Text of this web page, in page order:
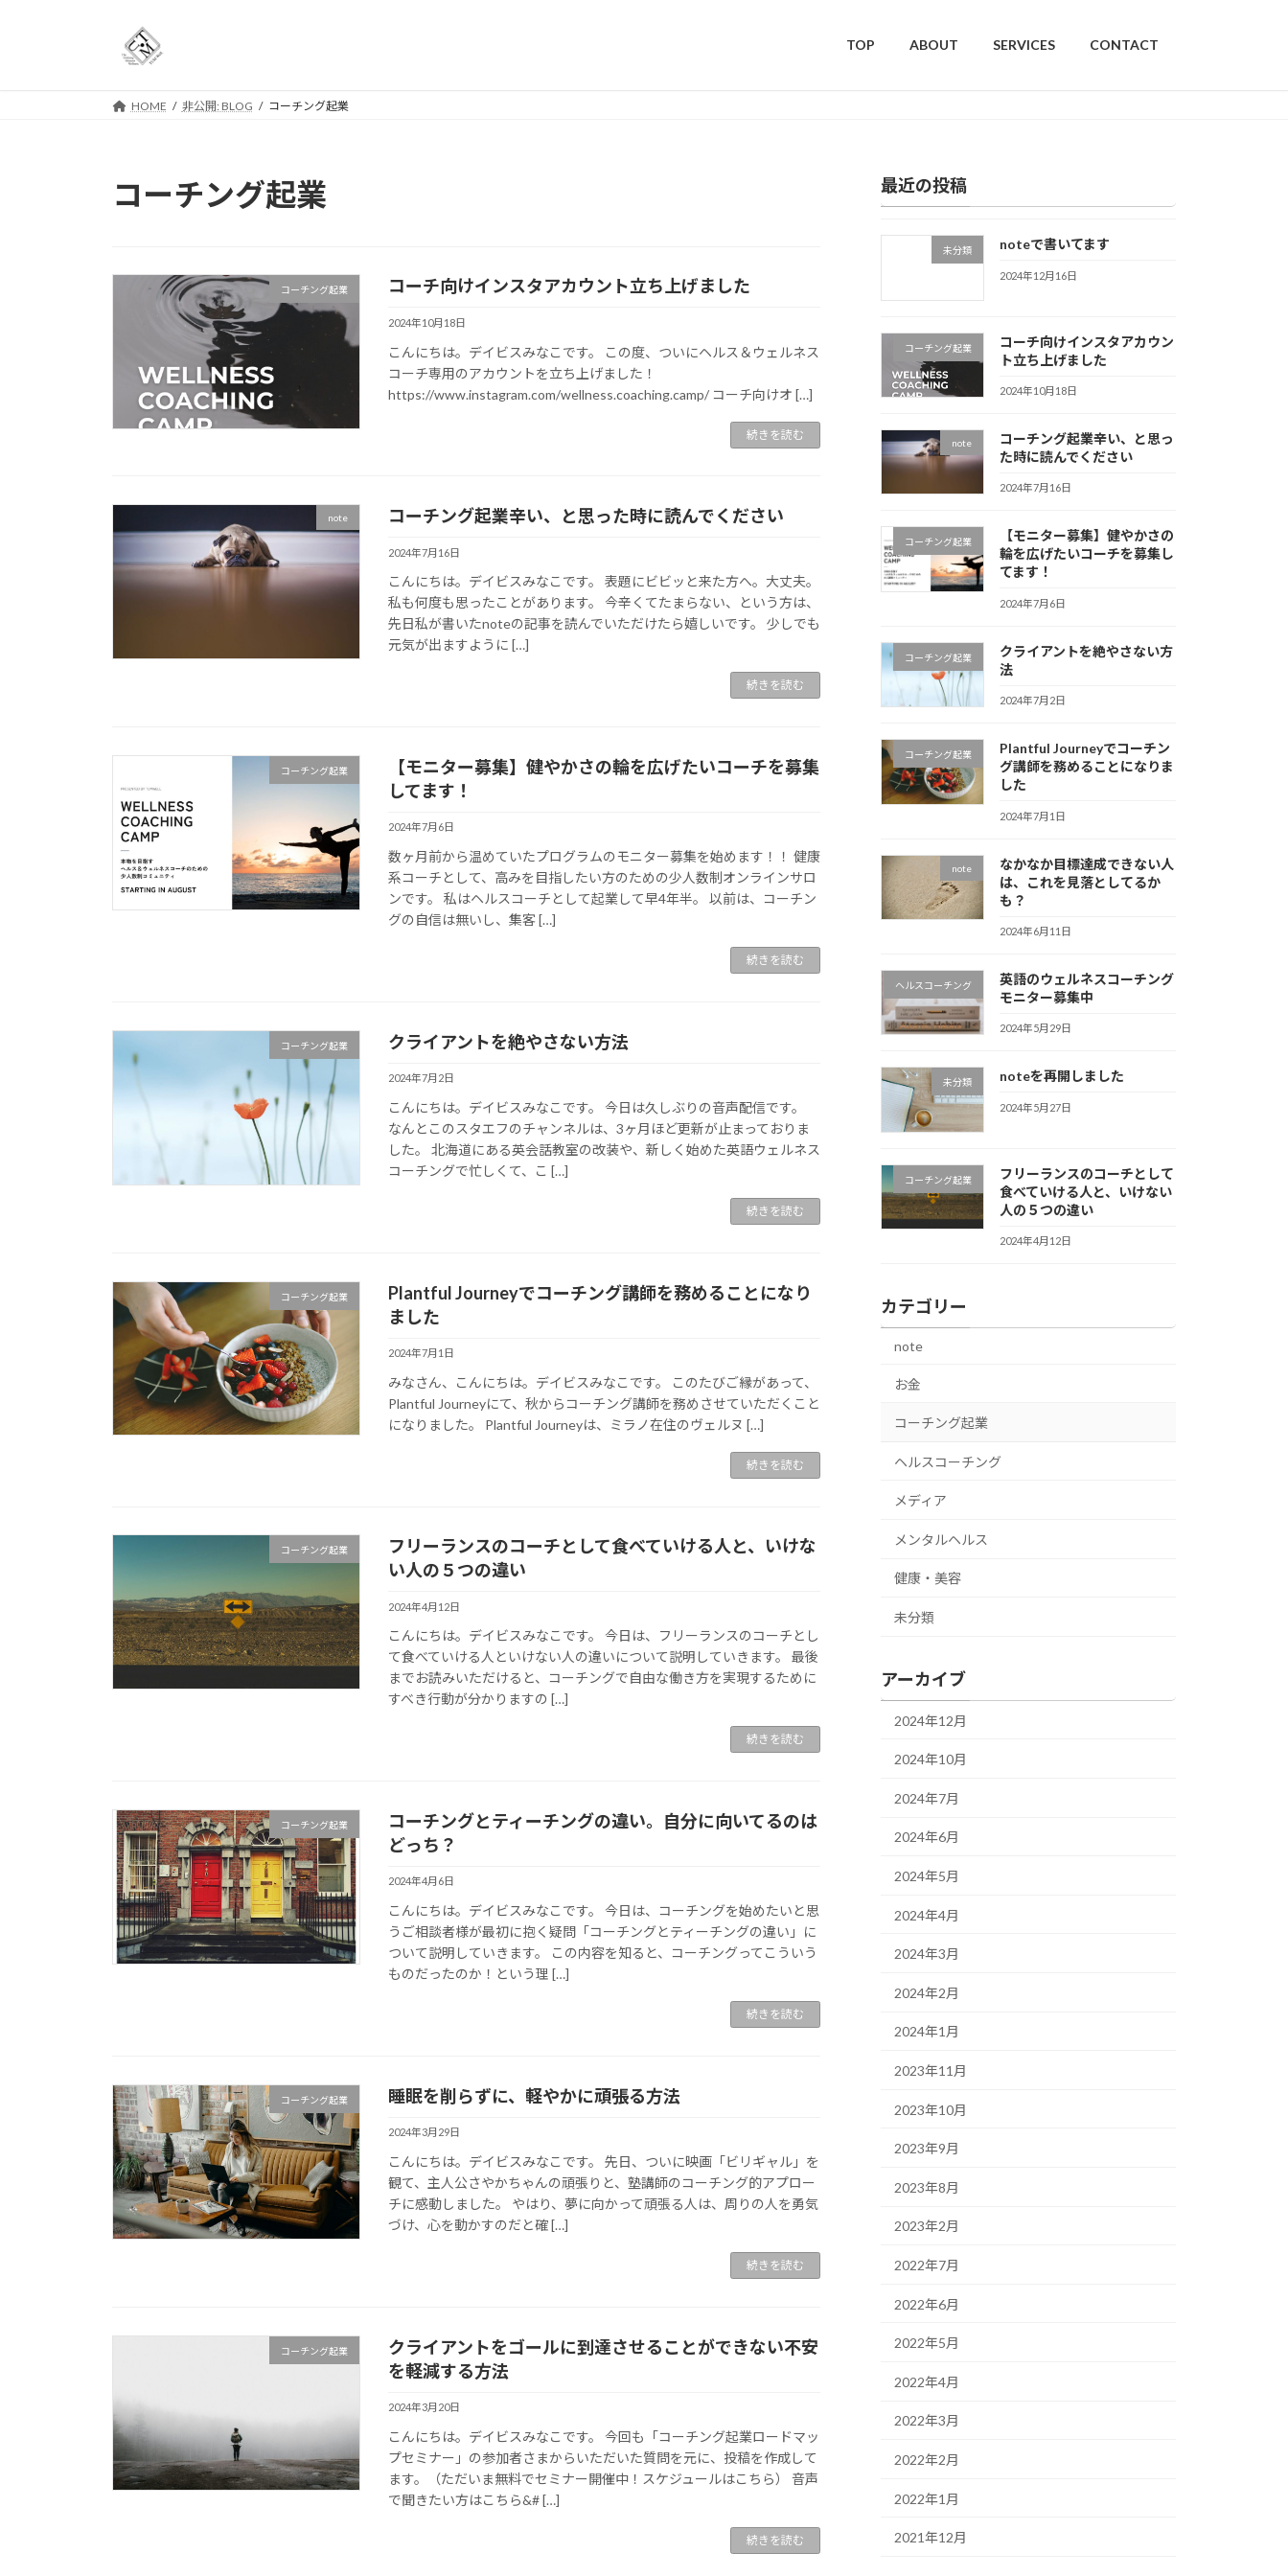
TOP ABOUT SERVICES CONTACT
HOME 非公開: BLOG コーチング起業
コーチング起業
コーチング起業 コーチ向けインスタアカウント立ち上げました
2024年10月18日
こんにちは。デイビスみなこです。 この度、ついにヘルス＆ウェルネス
コーチ専用のアカウントを立ち上げました！
https://www.instagram.com/wellness.coaching.camp/ コーチ向けオ […]
続きを読む
note コーチング起業辛い、と思った時に読んでください
2024年7月16日
こんにちは。デイビスみなこです。 表題にビビッと来た方へ。大丈夫。
私も何度も思ったことがあります。 今辛くてたまらない、という方は、
先日私が書いたnoteの記事を読んでいただけたら嬉しいです。 少しでも
元気が出ますように […]
続きを読む
コーチング起業
【モニター募集】健やかさの輪を広げたいコーチを募集
してます！
2024年7月6日
数ヶ月前から温めていたプログラムのモニター募集を始めます！！ 健康
系コーチとして、高みを目指したい方のための少人数制オンラインサロ
ンです。 私はヘルスコーチとして起業して早4年半。 以前は、コーチン
グの自信は無いし、集客 […]
続きを読む
コーチング起業 クライアントを絶やさない方法
2024年7月2日
こんにちは。デイビスみなこです。 今日は久しぶりの音声配信です。
なんとこのスタエフのチャンネルは、3ヶ月ほど更新が止まっておりま
した。 北海道にある英会話教室の改装や、新しく始めた英語ウェルネス
コーチングで忙しくて、こ […]
続きを読む
コーチング起業
Plantful Journeyでコーチング講師を務めることになり
ました
2024年7月1日
みなさん、こんにちは。デイビスみなこです。 このたびご縁があって、
Plantful Journeyにて、秋からコーチング講師を務めさせていただくこと
になりました。 Plantful Journeyは、ミラノ在住のヴェルヌ […]
続きを読む
コーチング起業
フリーランスのコーチとして食べていける人と、いけな
い人の５つの違い
2024年4月12日
こんにちは。デイビスみなこです。 今日は、フリーランスのコーチとし
て食べていける人といけない人の違いについて説明していきます。 最後
までお読みいただけると、コーチングで自由な働き方を実現するために
すべき行動が分かりますの […]
続きを読む
コーチング起業
コーチングとティーチングの違い。自分に向いてるのは
どっち？
2024年4月6日
こんにちは。デイビスみなこです。 今日は、コーチングを始めたいと思
うご相談者様が最初に抱く疑問「コーチングとティーチングの違い」に
ついて説明していきます。 この内容を知ると、コーチングってこういう
ものだったのか！という理 […]
続きを読む
コーチング起業 睡眠を削らずに、軽やかに頑張る方法
2024年3月29日
こんにちは。デイビスみなこです。 先日、ついに映画「ビリギャル」を
観て、主人公さやかちゃんの頑張りと、塾講師のコーチング的アプロー
チに感動しました。 やはり、夢に向かって頑張る人は、周りの人を勇気
づけ、心を動かすのだと確 […]
続きを読む
コーチング起業
クライアントをゴールに到達させることができない不安
を軽減する方法
2024年3月20日
こんにちは。デイビスみなこです。 今回も「コーチング起業ロードマッ
プセミナー」の参加者さまからいただいた質問を元に、投稿を作成して
ます。（ただいま無料でセミナー開催中！スケジュールはこちら） 音声
で聞きたい方はこちら&# […]
続きを読む
最近の投稿
未分類 noteで書いてます
2024年12月16日
コーチング起業
コーチ向けインスタアカウン
ト立ち上げました
2024年10月18日
note
コーチング起業辛い、と思っ
た時に読んでください
2024年7月16日
コーチング起業
【モニター募集】健やかさの
輪を広げたいコーチを募集し
てます！
2024年7月6日
コーチング起業
クライアントを絶やさない方
法
2024年7月2日
コーチング起業
Plantful Journeyでコーチン
グ講師を務めることになりま
した
2024年7月1日
note
なかなか目標達成できない人
は、これを見落としてるか
も？
2024年6月11日
ヘルスコーチング
英語のウェルネスコーチング
モニター募集中
2024年5月29日
未分類 noteを再開しました
2024年5月27日
コーチング起業
フリーランスのコーチとして
食べていける人と、いけない
人の５つの違い
2024年4月12日
カテゴリー
note
お金
コーチング起業
ヘルスコーチング
メディア
メンタルヘルス
健康・美容
未分類
アーカイブ
2024年12月
2024年10月
2024年7月
2024年6月
2024年5月
2024年4月
2024年3月
2024年2月
2024年1月
2023年11月
2023年10月
2023年9月
2023年8月
2023年2月
2022年7月
2022年6月
2022年5月
2022年4月
2022年3月
2022年2月
2022年1月
2021年12月